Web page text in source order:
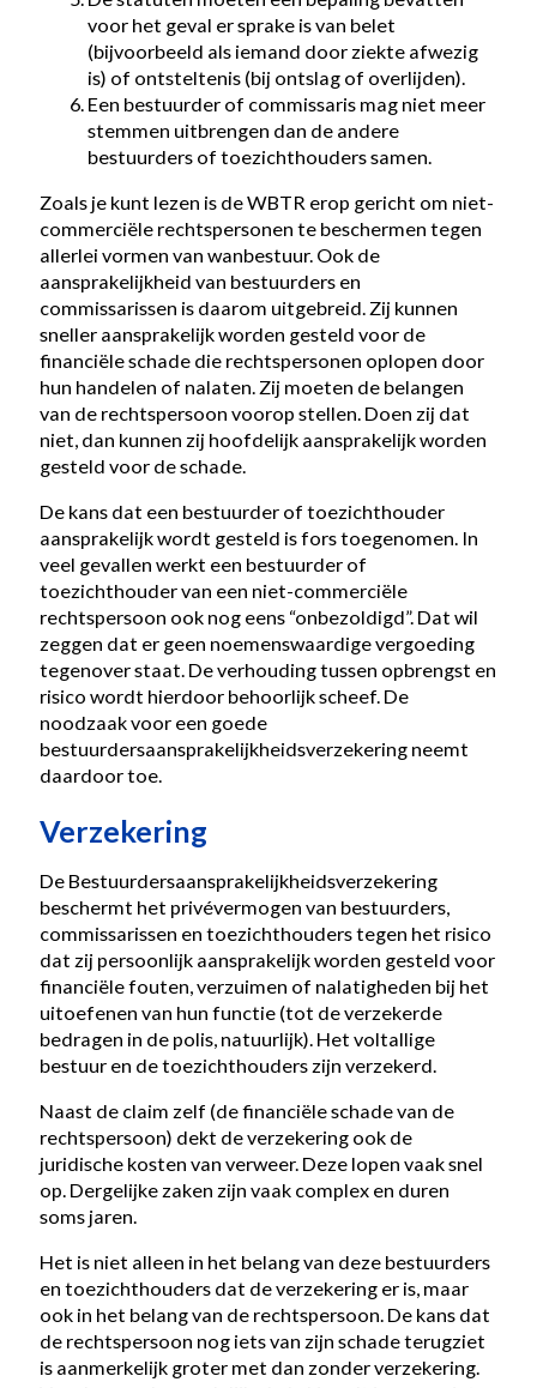
voor het geval er sprake is van belet
(bijvoorbeeld als iemand door ziekte afwezig
is) of ontsteltenis (bij ontslag of overlijden).
Een bestuurder of commissaris mag niet meer
stemmen uitbrengen dan de andere
bestuurders of toezichthouders samen.
Zoals je kunt lezen is de WBTR erop gericht om niet-
commerciële rechtspersonen te beschermen tegen
allerlei vormen van wanbestuur. Ook de
aansprakelijkheid van bestuurders en
commissarissen is daarom uitgebreid. Zij kunnen
sneller aansprakelijk worden gesteld voor de
financiële schade die rechtspersonen oplopen door
hun handelen of nalaten. Zij moeten de belangen
van de rechtspersoon voorop stellen. Doen zij dat
niet, dan kunnen zij hoofdelijk aansprakelijk worden
gesteld voor de schade.
De kans dat een bestuurder of toezichthouder
aansprakelijk wordt gesteld is fors toegenomen. In
veel gevallen werkt een bestuurder of
toezichthouder van een niet-commerciële
rechtspersoon ook nog eens “onbezoldigd”. Dat wil
zeggen dat er geen noemenswaardige vergoeding
tegenover staat. De verhouding tussen opbrengst en
risico wordt hierdoor behoorlijk scheef. De
noodzaak voor een goede
bestuurdersaansprakelijkheidsverzekering neemt
daardoor toe.
Verzekering
De Bestuurdersaansprakelijkheidsverzekering
beschermt het privévermogen van bestuurders,
commissarissen en toezichthouders tegen het risico
dat zij persoonlijk aansprakelijk worden gesteld voor
financiële fouten, verzuimen of nalatigheden bij het
uitoefenen van hun functie (tot de verzekerde
bedragen in de polis, natuurlijk). Het voltallige
bestuur en de toezichthouders zijn verzekerd.
Naast de claim zelf (de financiële schade van de
rechtspersoon) dekt de verzekering ook de
juridische kosten van verweer. Deze lopen vaak snel
op. Dergelijke zaken zijn vaak complex en duren
soms jaren.
Het is niet alleen in het belang van deze bestuurders
en toezichthouders dat de verzekering er is, maar
ook in het belang van de rechtspersoon. De kans dat
de rechtspersoon nog iets van zijn schade terugziet
is aanmerkelijk groter met dan zonder verzekering.